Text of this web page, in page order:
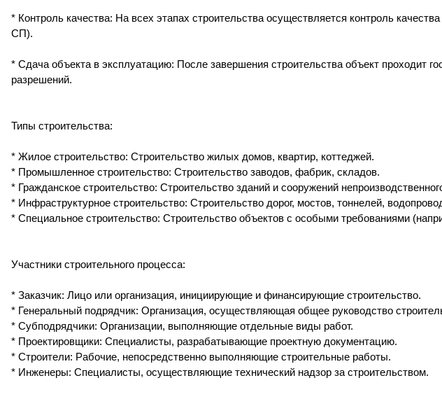
* Контроль качества: На всех этапах строительства осуществляется контроль
СП).
* Сдача объекта в эксплуатацию: После завершения строительства объект проходит
разрешений.
Типы строительства:
* Жилое строительство: Строительство жилых домов, квартир, коттеджей.
* Промышленное строительство: Строительство заводов, фабрик, складов.
* Гражданское строительство: Строительство зданий и сооружений
* Инфраструктурное строительство: Строительство дорог, мостов, тоннелей,
* Специальное строительство: Строительство объектов с особыми требованиями
Участники строительного процесса:
* Заказчик: Лицо или организация, инициирующие и финансирующие строительство.
* Генеральный подрядчик: Организация, осуществляющая общее руководство
* Субподрядчики: Организации, выполняющие отдельные виды работ.
* Проектировщики: Специалисты, разрабатывающие проектную документацию.
* Строители: Рабочие, непосредственно выполняющие строительные работы.
* Инженеры: Специалисты, осуществляющие технический надзор за строительством.